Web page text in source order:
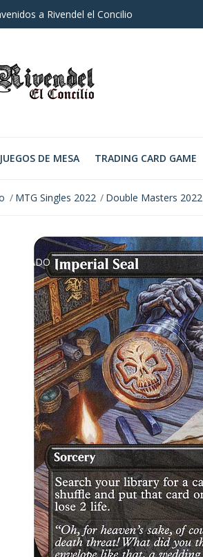
a Rivendel el Concilio
JUEGOS DE MESA TRADING CARD GAME
MTG Singles 2022 Double Masters 2022
AGOTADO